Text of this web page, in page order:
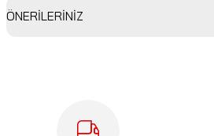
ÖNERİLERİNİZ